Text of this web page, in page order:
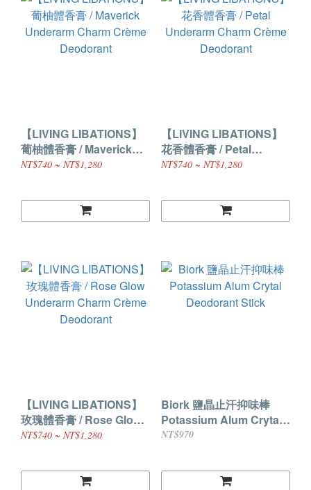
【LIVING LIBATIONS】
葡柚體香膏 / Maverick
Underarm Charm Crème
NT$740 ~ NT$1,280
【LIVING LIBATIONS】
花香體香膏 / Petal
Underarm Charm Crème
NT$740 ~ NT$1,280
【LIVING LIBATIONS】
玫瑰體香膏 / Rose Glow
Underarm Charm Crème
NT$740 ~ NT$1,280
Biork 鹽晶止汗抑味棒
Potassium Alum Crytal
Deodorant Stick
NT$970